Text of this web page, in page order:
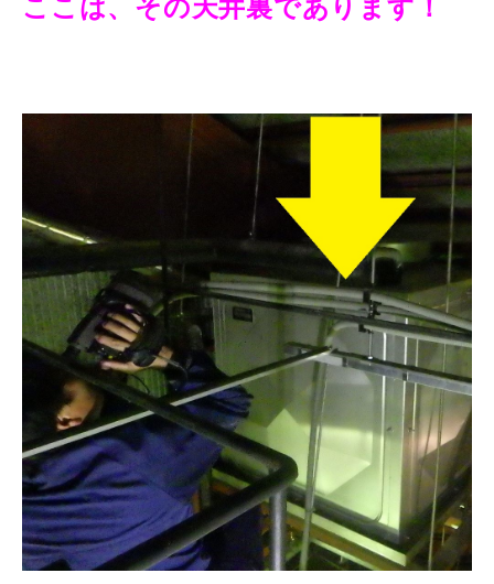
ここは、その天井裏であります！